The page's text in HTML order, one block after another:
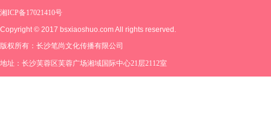
湘ICP备17021410号
Copyright © 2017 bsxiaoshuo.com All rights reserved.
版权所有：长沙笔尚文化传播有限公司
地址：长沙芙蓉区芙蓉广场湘域国际中心21层2112室